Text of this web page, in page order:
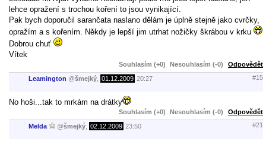
lehce opražení s trochou koření to jsou vynikající.
Pak bych doporučil sarančata naslano dělám je úplně stejně jako cvrčky,
opražím a s kořením. Někdy je lepší jim utrhat nožičky škrábou v krku
Dobrou chuť
Vítek
Souhlasím (+0) Nesouhlasím (-0) Odpovědět
Leamington @šmejký 01.12.2009 20:27 #15
No hoši...tak to mrkám na drátky
Souhlasím (+0) Nesouhlasím (-0) Odpovědět
Melda @šmejký 02.12.2009 23:50 #21